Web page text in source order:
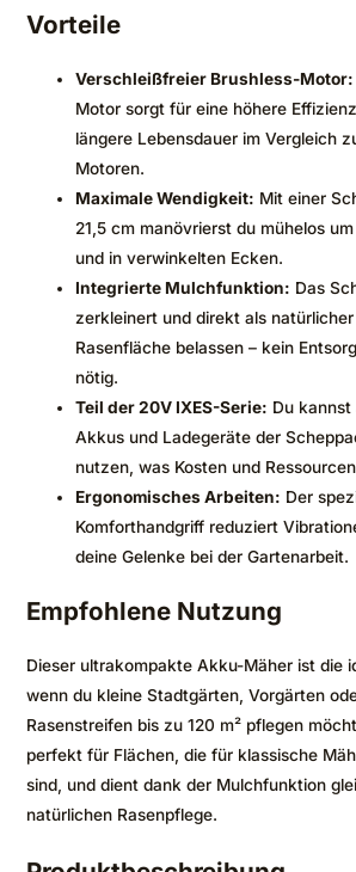
Vorteile
Verschleißfreier Brushless-Motor:
Motor sorgt für eine höhere
längere Lebensdauer im Vergleich
Motoren.
Maximale Wendigkeit: Mit einer
21,5 cm manövrierst du mühelos
und in verwinkelten Ecken.
Integrierte Mulchfunktion: Das
zerkleinert und direkt als
Rasenfläche belassen – kein
nötig.
Teil der 20V IXES-Serie: Du kannst
Akkus und Ladegeräte der
nutzen, was Kosten und
Ergonomisches Arbeiten: Der
Komforthandgriff reduziert
deine Gelenke bei der Gartenarbeit.
Empfohlene Nutzung
Dieser ultrakompakte Akku-Mäher ist die
wenn du kleine Stadtgärten, Vorgärten
Rasenstreifen bis zu 120 m² pflegen
perfekt für Flächen, die für klassische
sind, und dient dank der Mulchfunktion
natürlichen Rasenpflege.